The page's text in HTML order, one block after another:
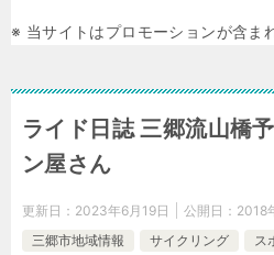
※ 当サイトはプロモーションが含ま
ライド日誌 三郷流山橋
ン屋さん
更新日： 2023年6月19日 公開日： 2018
三郷市地域情報
サイクリング ス